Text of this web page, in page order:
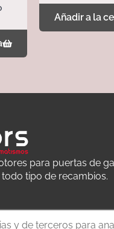
Añadir a la
para puertas de
tipo de recambios.
y de terceros para